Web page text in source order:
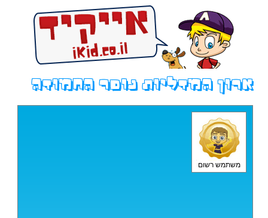
ארון המדליות נופר החמודה
משתמש רשום